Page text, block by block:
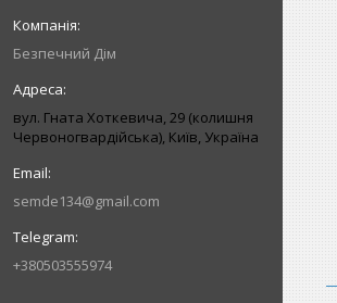
Безпечний Дім
вул. Гната Хоткевича, 29 (колишня
Червоногвардійська), Київ, Україна
semde134@gmail.com
+380503555974